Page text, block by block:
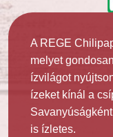
A REGE
melyet
ízvilágot
ízeket kínál a
is ízletes.